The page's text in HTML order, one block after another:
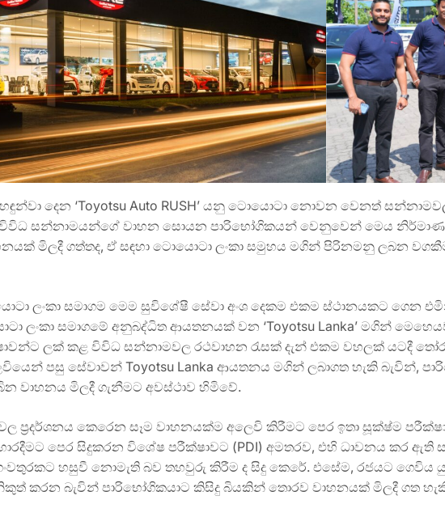
දෙන ‘Toyotsu Auto RUSH’ යනු ටොයොටා නොවන වෙනත්
සන්නාමයන්ගේ වාහන සොයන පාරිභෝගිකයන් වෙනුවෙන් මෙය
මිලදී ගත්තද, ඒ සඳහා ටොයොටා ලංකා සමුහය මගින් පිරිනමනු ලබන
ලංකා සමාගම මෙම සුවිශේෂී සේවා අංශ දෙකම එකම ස්ථානයකට ගෙන
ලංකා සමාගමේ අනුබද්ධිත ආයතනයක් වන ‘Toyotsu Lanka’ මගින් මෙහෙයවන
ලක් කළ විවිධ සන්නාමවල රථවාහන රැසක් දැන් එකම වහලක් යටදී
පසු සේවාවන් Toyotsu Lanka ආයතනය මගින් ලබාගත හැකි බැවින්,
වාහනය මිලදී ගැනීමට අවස්ථාව හිමිවේ.
ප්‍රදර්ශනය කෙරෙන සෑම වාහනයක්ම අලෙවි කිරීමට පෙර ඉතා සූක්ෂ්ම
පෙර සිදුකරන විශේෂ පරීක්ෂාවට (PDI) අමතරව, එහි ධාවනය කර ඇති
හසුවී නොමැති බව තහවුරු කිරීම ද සිදු කෙරේ. එසේම, රජයට ගෙවිය
කරන බැවින් පාරිභෝගිකයාට කිසිදු බියකින් තොරව වාහනයක් මිලදී ගත